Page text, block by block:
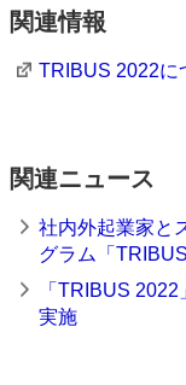
関連情報
TRIBUS 2022に
関連ニュース
社内外起業家と
グラム「
「TRIBUS
実施